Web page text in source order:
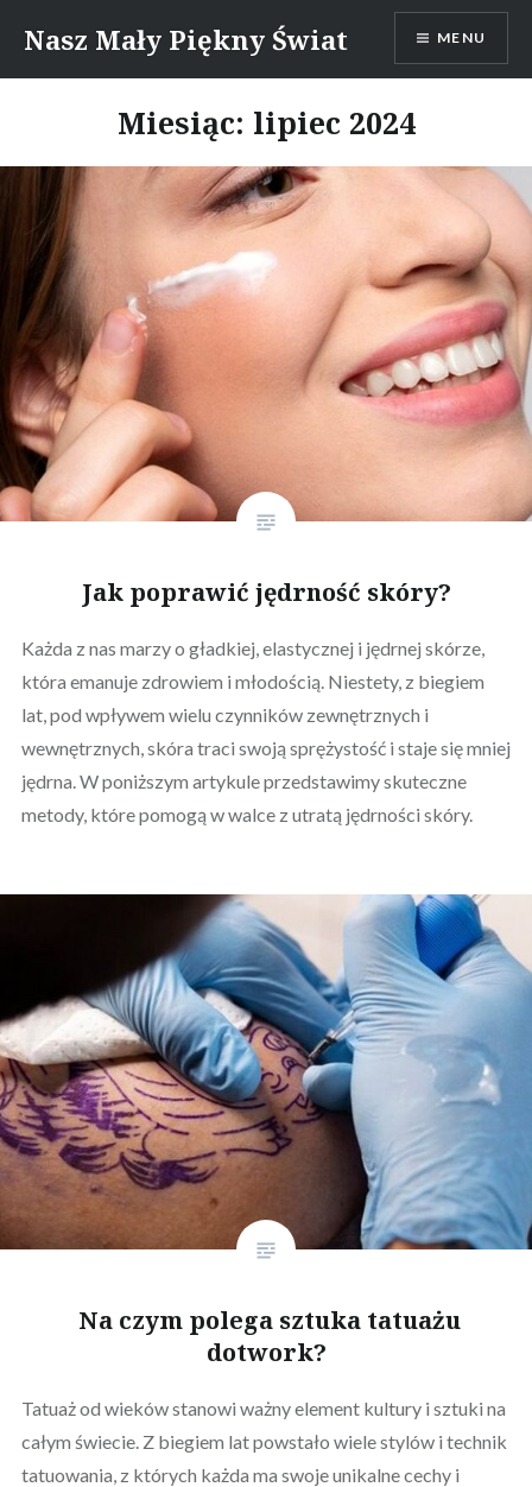
content
Nasz Mały Piękny Świat MENU
Miesiąc: lipiec 2024
Jak poprawić jędrność skóry?
Każda z nas marzy o gładkiej, elastycznej i jędrnej skórze,
która emanuje zdrowiem i młodością. Niestety, z biegiem
lat, pod wpływem wielu czynników zewnętrznych i
wewnętrznych, skóra traci swoją sprężystość i staje się mniej
jędrna. W poniższym artykule przedstawimy skuteczne
metody, które pomogą w walce z utratą jędrności skóry.
Na czym polega sztuka tatuażu
dotwork?
Tatuaż od wieków stanowi ważny element kultury i sztuki na
całym świecie. Z biegiem lat powstało wiele stylów i technik
tatuowania, z których każda ma swoje unikalne cechy i